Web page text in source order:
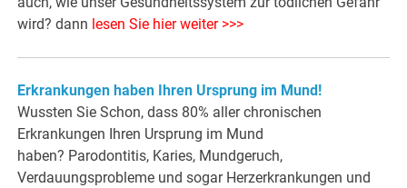
wird? dann lesen Sie hier weiter >>>
Erkrankungen haben Ihren Ursprung im Mund!
Wussten Sie Schon, dass 80% aller chronischen
Erkrankungen Ihren Ursprung im Mund
haben? Parodontitis, Karies, Mundgeruch,
Verdauungsprobleme und sogar Herzerkrankungen und